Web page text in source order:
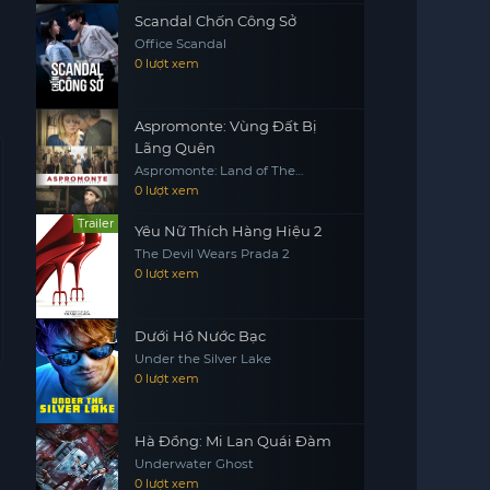
Scandal Chốn Công Sở
Office Scandal
0 lượt xem
Aspromonte: Vùng Đất Bị
Lãng Quên
Aspromonte: Land of The
Forgotten
0 lượt xem
Trailer Yêu Nữ Thích Hàng Hiệu 2
The Devil Wears Prada 2
0 lượt xem
Dưới Hồ Nước Bạc
Under the Silver Lake
0 lượt xem
Hà Đồng: Mi Lan Quái Đàm
Underwater Ghost
0 lượt xem